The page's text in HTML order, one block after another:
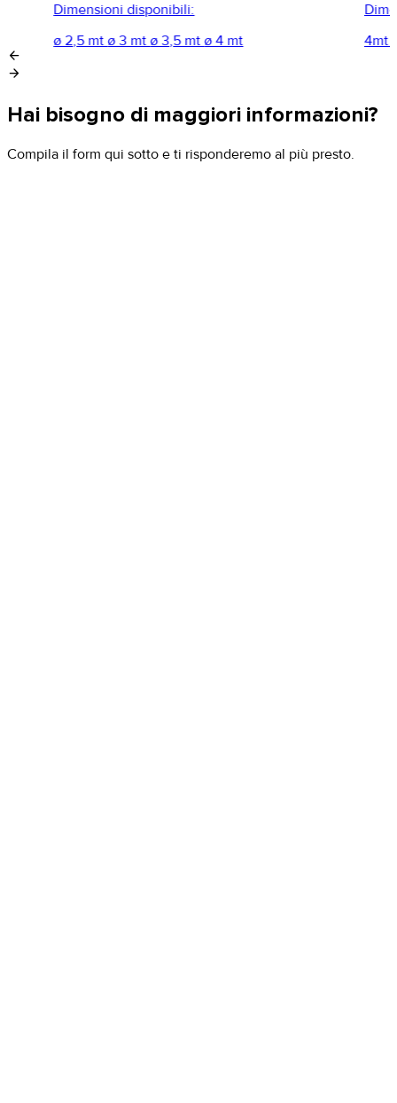
Dimensioni disponibili:
ø 2,5 mtø 3 mtø 3,5 mtø 4 mt
4mt
arrow_back
arrow_forward
Hai bisogno di maggiori informazioni?
Compila il form qui sotto e ti risponderemo al più presto.